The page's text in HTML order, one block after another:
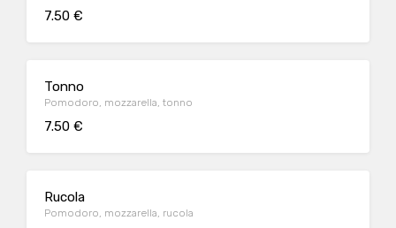
7.50 €
Tonno
Pomodoro, mozzarella, tonno
7.50 €
Rucola
Pomodoro, mozzarella, rucola